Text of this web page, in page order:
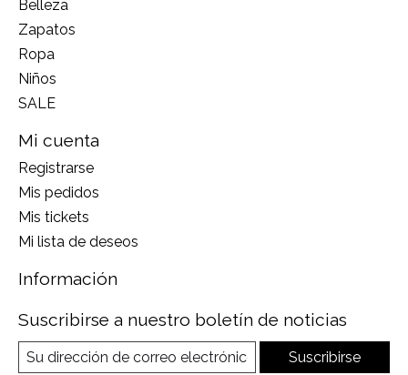
Belleza
Zapatos
Ropa
Niños
SALE
Mi cuenta
Registrarse
Mis pedidos
Mis tickets
Mi lista de deseos
Información
Suscribirse a nuestro boletín de noticias
Suscribirse